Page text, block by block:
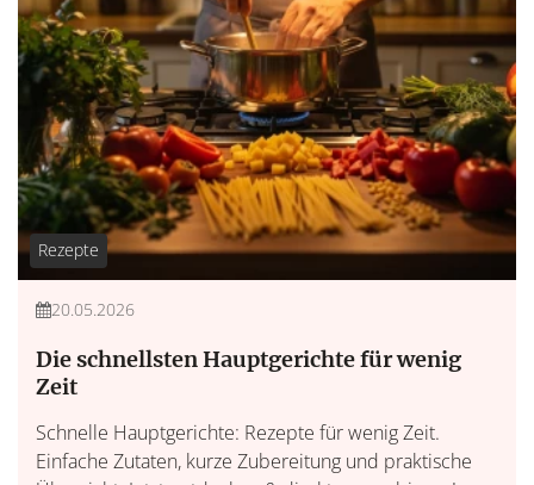
Rezepte
20.05.2026
Die schnellsten Hauptgerichte für wenig
Zeit
Schnelle Hauptgerichte: Rezepte für wenig Zeit.
Einfache Zutaten, kurze Zubereitung und praktische